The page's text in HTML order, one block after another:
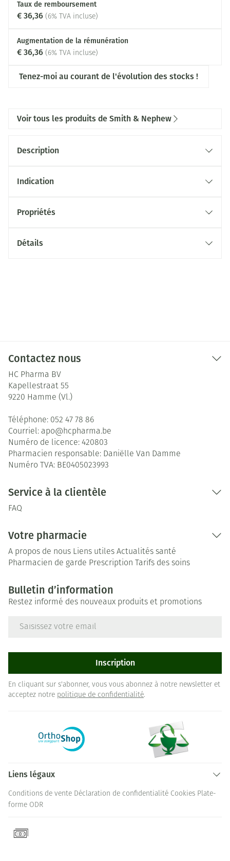
Taux de remboursement
€ 36,36 (6% TVA incluse)
Augmentation de la rémunération
€ 36,36 (6% TVA incluse)
Tenez-moi au courant de l'évolution des stocks !
Voir tous les produits de Smith & Nephew
Description
Indication
Propriétés
Détails
Contactez nous
HC Pharma BV
Kapellestraat 55
9220 Hamme (Vl.)
Téléphone: 052 47 78 86
Courriel: apo@hcpharma.be
Numéro de licence: 420803
Pharmacien responsable: Daniëlle Van Damme
Numéro TVA: BE0405023993
Service à la clientèle
FAQ
Votre pharmacie
A propos de nous Liens utiles Actualités santé
Pharmacien de garde Prescription Tarifs des soins
Bulletin d’information
Restez informé des nouveaux produits et promotions
Inscription
En cliquant sur s'abonner, vous vous abonnez à notre newsletter et
acceptez notre politique de confidentialité.
Liens légaux
Conditions de vente Déclaration de confidentialité Cookies Plate-
forme ODR